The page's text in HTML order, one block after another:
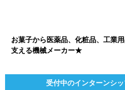
お菓子から医薬品、化粧品、工業
支える機械メーカー★
受付中のインターンシ